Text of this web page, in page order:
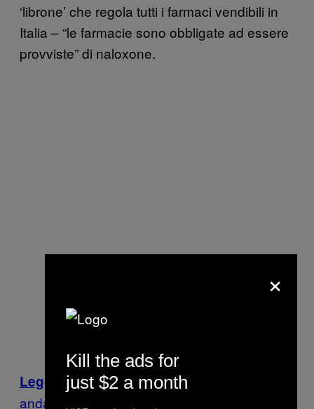
‘librone’ che regola tutti i farmaci vendibili in
Italia – “le farmacie sono obbligate ad essere
provviste” di naloxone.
Leggi anche:In Italia l’eroina non se n’è mai
andata
×
Kill the ads for
just $2 a month